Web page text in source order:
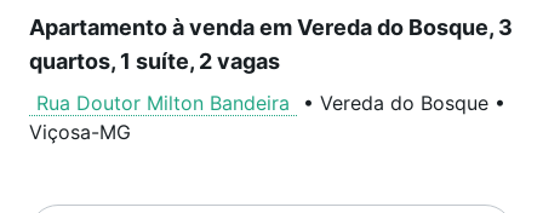
Apartamento à venda em Vereda do Bosque, 3
quartos, 1 suíte, 2 vagas
Rua Doutor Milton Bandeira • Vereda do Bosque •
Viçosa-MG